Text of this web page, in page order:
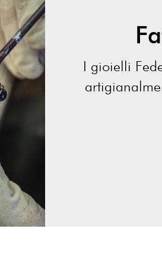
I gioielli